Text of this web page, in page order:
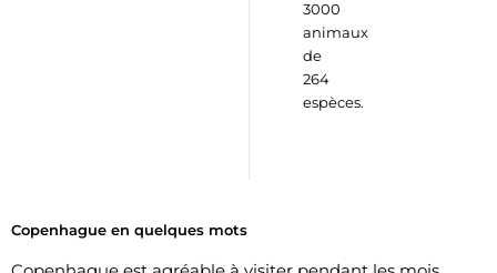
3000
animaux
de
264
espèces.
Copenhague en quelques mots